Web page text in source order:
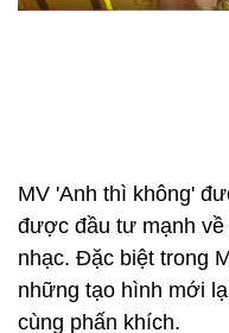
MV 'Anh thì không'
được đầu tư mạnh về
nhạc. Đặc biệt trong
những tạo hình mới
cùng phấn khích.